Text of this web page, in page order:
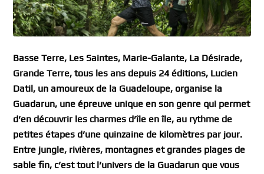
Basse Terre, Les Saintes, Marie-Galante, La Désirade,
Grande Terre, tous les ans depuis 24 éditions, Lucien
Datil, un amoureux de la Guadeloupe, organise la
Guadarun, une épreuve unique en son genre qui permet
d’en découvrir les charmes d’île en île, au rythme de
petites étapes d’une quinzaine de kilomètres par jour.
Entre jungle, rivières, montagnes et grandes plages de
sable fin, c’est tout l’univers de la Guadarun que vous